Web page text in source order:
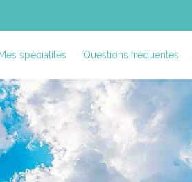
Mes spécialités Questions fréquentes